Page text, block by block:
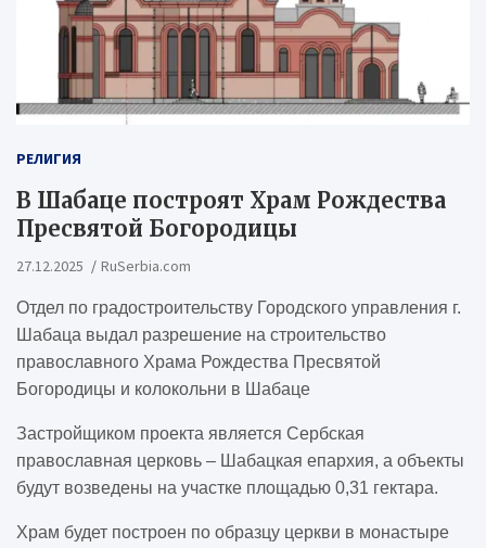
РЕЛИГИЯ
В Шабаце построят Храм Рождества
Пресвятой Богородицы
27.12.2025 RuSerbia.com
Отдел по градостроительству Городского управления г.
Шабаца выдал разрешение на строительство
православного Храма Рождества Пресвятой
Богородицы и колокольни в Шабаце
Застройщиком проекта является Сербская
православная церковь – Шабацкая епархия, а объекты
будут возведены на участке площадью 0,31 гектара.
Храм будет построен по образцу церкви в монастыре